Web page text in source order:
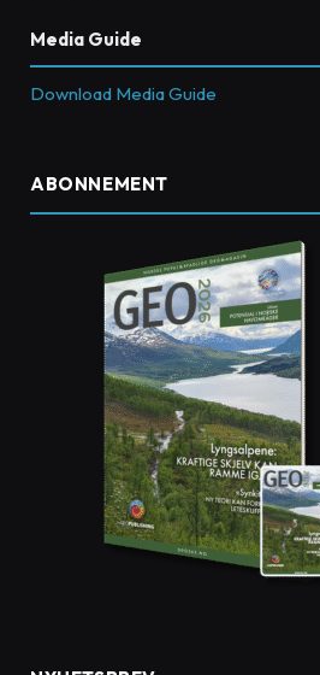
Media Guide
Download Media Guide
ABONNEMENT